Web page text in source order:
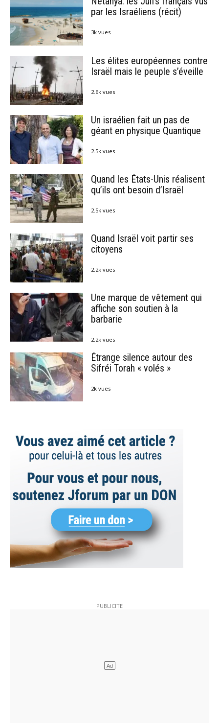
par les Israéliens (récit)
3k vues
Les élites européennes contre
Israël mais le peuple s’éveille
2.6k vues
Un israélien fait un pas de
géant en physique Quantique
2.5k vues
Quand les États-Unis réalisent
qu’ils ont besoin d’Israël
2.5k vues
Quand Israël voit partir ses
citoyens
2.2k vues
Une marque de vêtement qui
affiche son soutien à la
barbarie
2.2k vues
Étrange silence autour des
Sifréi Torah « volés »
2k vues